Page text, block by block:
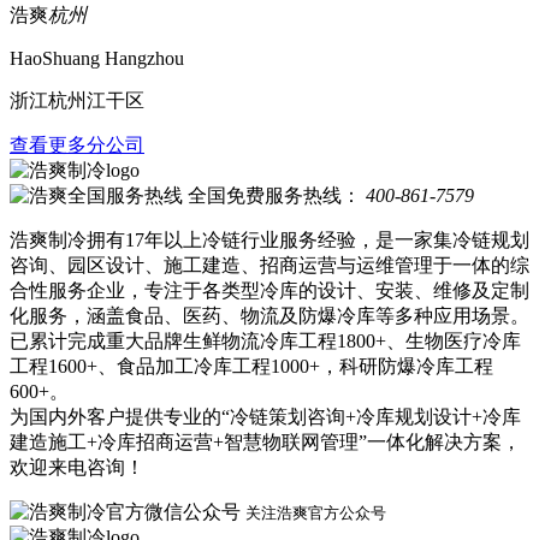
浩爽杭州
HaoShuang Hangzhou
浙江杭州江干区
查看更多分公司
全国免费服务热线： 400-861-7579
浩爽制冷拥有17年以上冷链行业服务经验，是一家集冷链规划
咨询、园区设计、施工建造、招商运营与运维管理于一体的综
合性服务企业，专注于各类型冷库的设计、安装、维修及定制
化服务，涵盖食品、医药、物流及防爆冷库等多种应用场景。
已累计完成重大品牌生鲜物流冷库工程1800+、生物医疗冷库
工程1600+、食品加工冷库工程1000+，科研防爆冷库工程
600+。
为国内外客户提供专业的“冷链策划咨询+冷库规划设计+冷库
建造施工+冷库招商运营+智慧物联网管理”一体化解决方案，
欢迎来电咨询！
关注浩爽官方公众号